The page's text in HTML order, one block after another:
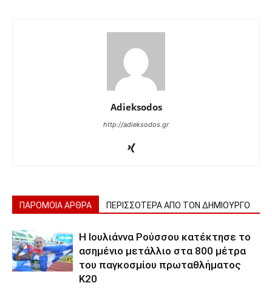
Adieksodos
http://adieksodos.gr
ΠΑΡΟΜΟΙΑ ΑΡΘΡΑ ΠΕΡΙΣΣΟΤΕΡΑ ΑΠΟ ΤΟΝ ΔΗΜΙΟΥΡΓΟ
Η Ιουλιάννα Ρούσσου κατέκτησε το
ασημένιο μετάλλιο στα 800 μέτρα
του παγκοσμίου πρωταθλήματος
Κ20